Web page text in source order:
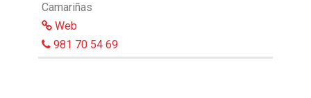
Camariñas
Web
981 70 54 69